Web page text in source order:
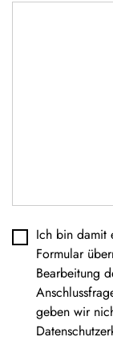
Datenschutz *
Ich bin damit
Formular
Bearbeitung
geben wir